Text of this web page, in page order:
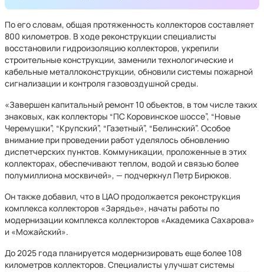
По его словам, общая протяженность коллекторов составляет
800 километров. В ходе реконструкции специалисты
восстановили гидроизоляцию коллекторов, укрепили
строительные конструкции, заменили технологические и
кабельные металлоконструкции, обновили системы пожарной
сигнализации и контроля газовоздушной среды.
«Завершен капитальный ремонт 10 объектов, в том числе таких
знаковых, как коллекторы “ПС Коровинское шоссе”, “Новые
Черемушки”, “Крупский”, “Газетный”, “Белинский”. Особое
внимание при проведении работ уделялось обновлению
диспетчерских пунктов. Коммуникации, проложенные в этих
коллекторах, обеспечивают теплом, водой и связью более
полумиллиона москвичей», — подчеркнул Петр Бирюков.
Он также добавил, что в ЦАО продолжается реконструкция
комплекса коллекторов «Зарядье», начаты работы по
модернизации комплекса коллекторов «Академика Сахарова»
и «Можайский».
До 2025 года планируется модернизировать еще более 108
километров коллекторов. Специалисты улучшат системы